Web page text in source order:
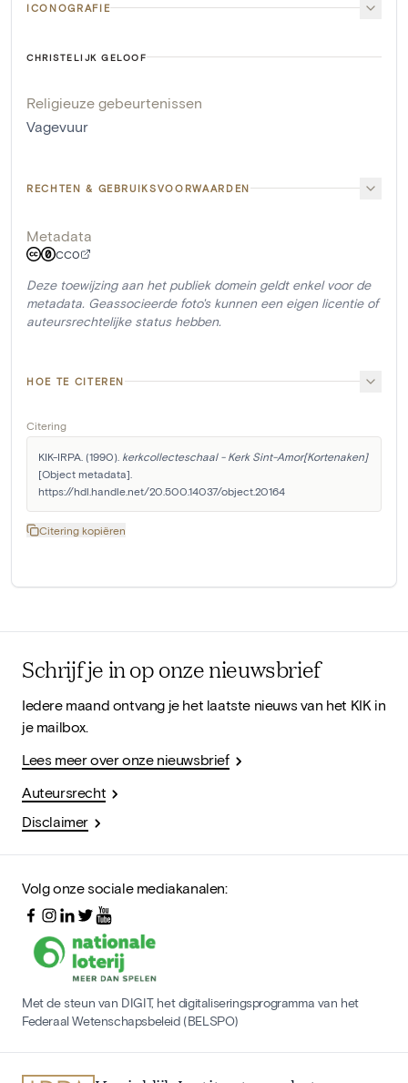
ICONOGRAFIE
CHRISTELIJK GELOOF
Religieuze gebeurtenissen
Vagevuur
RECHTEN & GEBRUIKSVOORWAARDEN
Metadata
CC0
Deze toewijzing aan het publiek domein geldt enkel voor de
metadata. Geassocieerde foto's kunnen een eigen licentie of
auteursrechtelijke status hebben.
HOE TE CITEREN
Citering
KIK-IRPA. (1990). kerkcollecteschaal - Kerk Sint-Amor[Kortenaken]
[Object metadata].
https://hdl.handle.net/20.500.14037/object.20164
Citering kopiëren
Schrijf je in op onze nieuwsbrief
Iedere maand ontvang je het laatste nieuws van het KIK in
je mailbox.
Lees meer over onze nieuwsbrief
Auteursrecht
Disclaimer
Volg onze sociale mediakanalen:
Met de steun van DIGIT, het digitaliseringsprogramma van het
Federaal Wetenschapsbeleid (BELSPO)